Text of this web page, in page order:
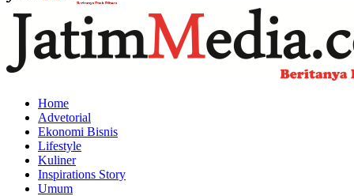
Home
Advetorial
Ekonomi Bisnis
Lifestyle
Kuliner
Inspirations Story
Umum